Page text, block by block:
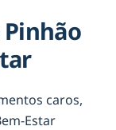
caros,
Estar